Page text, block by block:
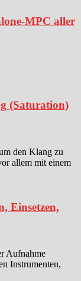
MPC aller
(Saturation)
den Klang zu
allem mit einem
Einsetzen,
Aufnahme
Instrumenten,